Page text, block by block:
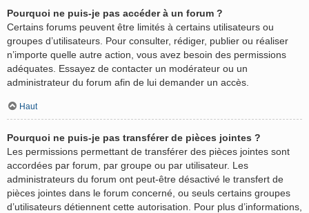
Pourquoi ne puis-je pas accéder à un forum ?
Certains forums peuvent être limités à certains utilisateurs ou
groupes d’utilisateurs. Pour consulter, rédiger, publier ou réaliser
n’importe quelle autre action, vous avez besoin des permissions
adéquates. Essayez de contacter un modérateur ou un
administrateur du forum afin de lui demander un accès.
Haut
Pourquoi ne puis-je pas transférer de pièces jointes ?
Les permissions permettant de transférer des pièces jointes sont
accordées par forum, par groupe ou par utilisateur. Les
administrateurs du forum ont peut-être désactivé le transfert de
pièces jointes dans le forum concerné, ou seuls certains groupes
d’utilisateurs détiennent cette autorisation. Pour plus d’informations,